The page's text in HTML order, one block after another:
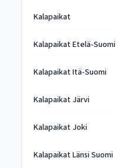
Kalapaikat
Kalapaikat Etelä-Suomi
Kalapaikat Itä-Suomi
Kalapaikat Järvi
Kalapaikat Joki
Kalapaikat Länsi Suomi